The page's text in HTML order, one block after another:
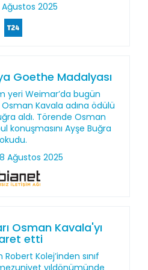
2025
Goethe Madalyası
yeri Weimar’da bugün
Kavala adına ödülü
aldı. Törende Osman
konuşmasını Ayşe Buğra
okudu.
Ağustos 2025
Osman Kavala'yı
etti
Robert Kolej’inden sınıf
yıldönümünde